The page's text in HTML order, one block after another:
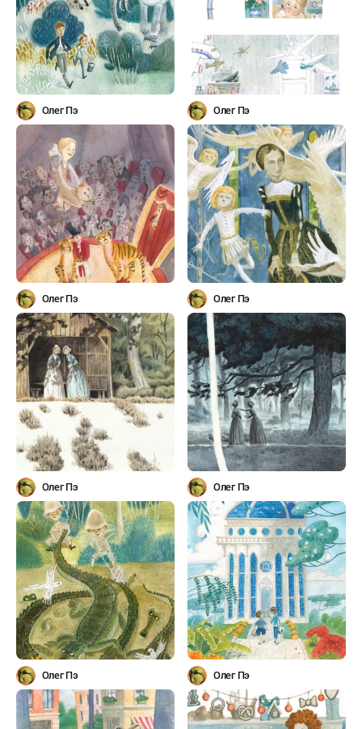
Олег Пэ Олег Пэ
Олег Пэ Олег Пэ
Олег Пэ Олег Пэ
Олег Пэ Олег Пэ